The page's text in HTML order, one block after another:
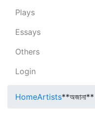
Plays
Essays
Others
Login
HomeArtists**অজানা**